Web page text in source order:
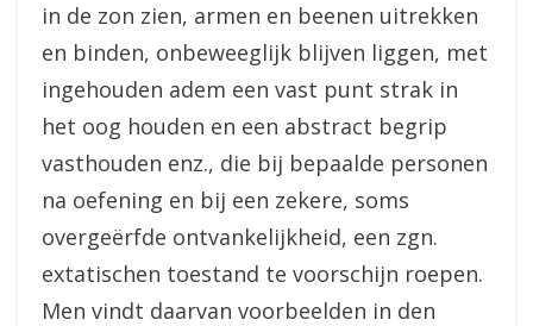
in de zon zien, armen en beenen uitrekken
en binden, onbeweeglijk blijven liggen, met
ingehouden adem een vast punt strak in
het oog houden en een abstract begrip
vasthouden enz., die bij bepaalde personen
na oefening en bij een zekere, soms
overgeërfde ontvankelijkheid, een zgn.
extatischen toestand te voorschijn roepen.
Men vindt daarvan voorbeelden in den